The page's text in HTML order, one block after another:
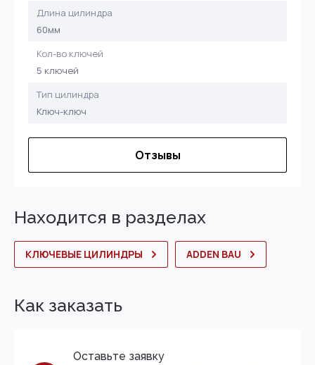
Длина цилиндра
60мм
Кол-во ключей
5 ключей
Тип цилиндра
Ключ-ключ
Отзывы
Находится в разделах
КЛЮЧЕВЫЕ ЦИЛИНДРЫ ADDEN BAU
Как заказать
Оставьте заявку